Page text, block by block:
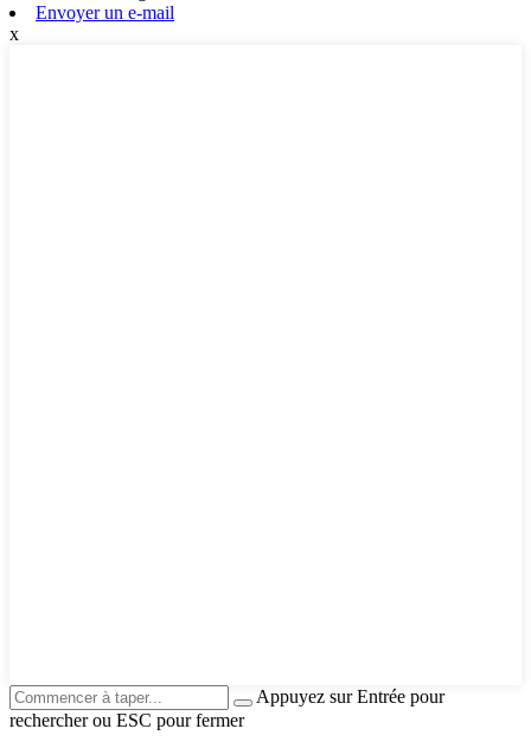
Envoyer un e-mail
x
Appuyez sur Entrée pour
rechercher ou ESC pour fermer